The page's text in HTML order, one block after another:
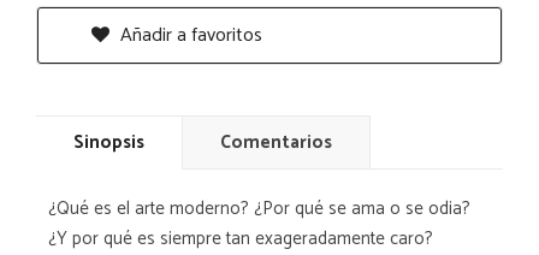
Añadir a favoritos
Sinopsis Comentarios
¿Qué es el arte moderno? ¿Por qué se ama o se odia?
¿Y por qué es siempre tan exageradamente caro?